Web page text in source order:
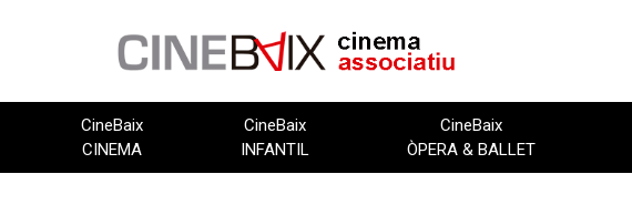
CineBaix
CINEMA
CineBaix
INFANTIL
CineBaix
ÒPERA & BALLET